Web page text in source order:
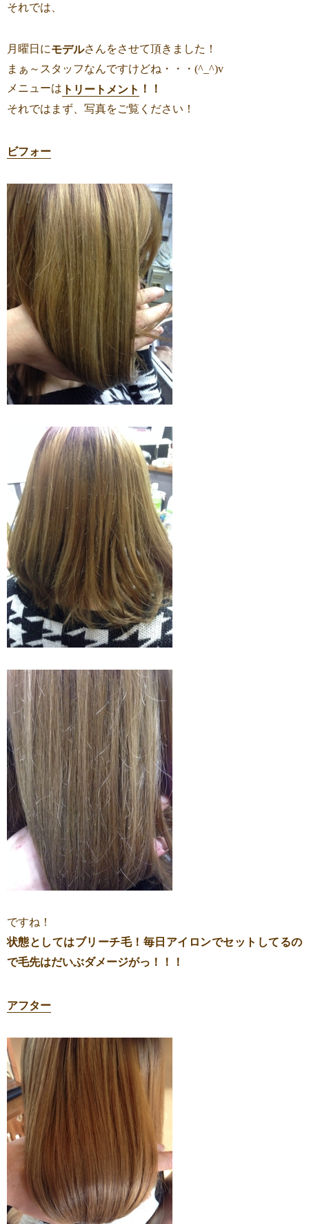
それでは、
月曜日にモデルさんをさせて頂きました！
まぁ～スタッフなんですけどね・・・(^_^)v
メニューは トリートメント ！！
それではまず、写真をご覧ください！
ビフォー
ですね！
状態としてはブリーチ毛！毎日アイロンでセットしてるの
で毛先はだいぶダメージがっ！！！
アフター